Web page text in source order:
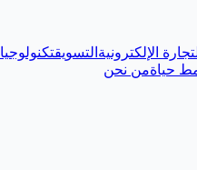
الإلكترونية التسويقتكنولوجيا
حياةمن نحن